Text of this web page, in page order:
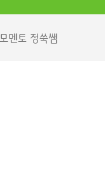
멘토 정쑥쌤